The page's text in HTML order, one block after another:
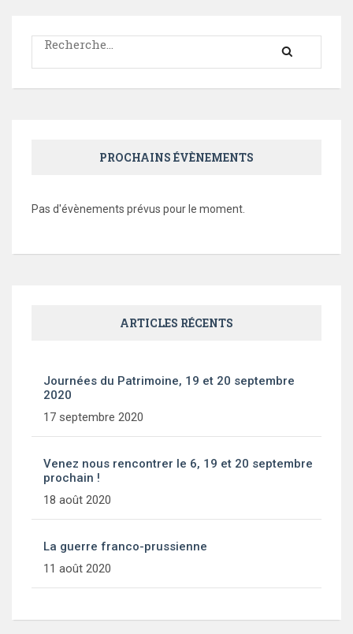
Rechercher :
PROCHAINS ÉVÈNEMENTS
Pas d'évènements prévus pour le moment.
ARTICLES RÉCENTS
Journées du Patrimoine, 19 et 20 septembre
2020
17 septembre 2020
Venez nous rencontrer le 6, 19 et 20 septembre
prochain !
18 août 2020
La guerre franco-prussienne
11 août 2020